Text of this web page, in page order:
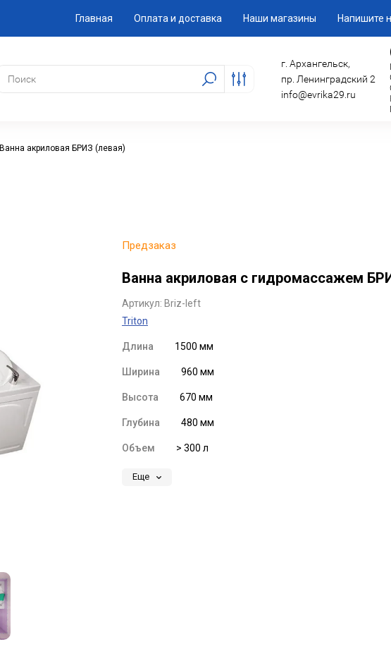
Главная Оплата и доставка Наши магазины Напишите
г. Архангельск,
пр. Ленинградский 2
info@evrika29.ru
Ванна акриловая БРИЗ (левая)
Предзаказ
Ванна акриловая с гидромассажем
Артикул: Briz-left
Triton
Длина 1500 мм
Ширина 960 мм
Высота 670 мм
Глубина 480 мм
Объем > 300 л
Еще